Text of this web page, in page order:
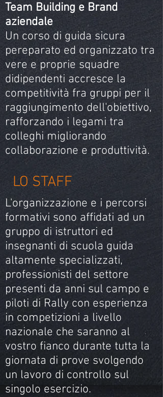
Team Building e Brand
aziendale
Un corso di guida sicura
pereparato ed organizzato tra
vere e proprie squadre
didipendenti accresce la
competitività fra gruppi per il
raggiungimento dell'obiettivo,
rafforzando i legami tra
colleghi migliorando
collaborazione e produttività.
LO STAFF
L'organizzazione e i percorsi
formativi sono affidati ad un
gruppo di istruttori ed
insegnanti di scuola guida
altamente specializzati,
professionisti del settore
presenti da anni sul campo e
piloti di Rally con esperienza
in competizioni a livello
nazionale che saranno al
vostro fianco durante tutta la
giornata di prove svolgendo
un lavoro di controllo sul
singolo esercizio.